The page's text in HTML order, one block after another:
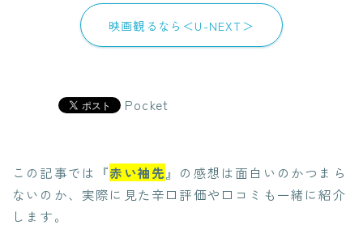
映画観るなら＜U-NEXT＞
Pocket
この記事では『赤い袖先 』の感想は面白いのかつまら
ないのか、実際に見た辛口評価や口コミも一緒に紹介
します。